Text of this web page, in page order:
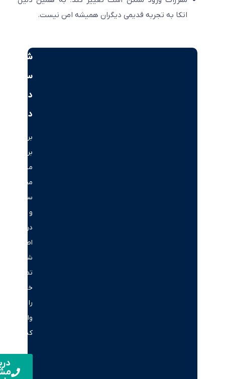
اتکا به تجربه قدیمی دیگران همیشه امن نیست.
سرمایه‌گذاری
سرمایه‌گذاری
مشاوره